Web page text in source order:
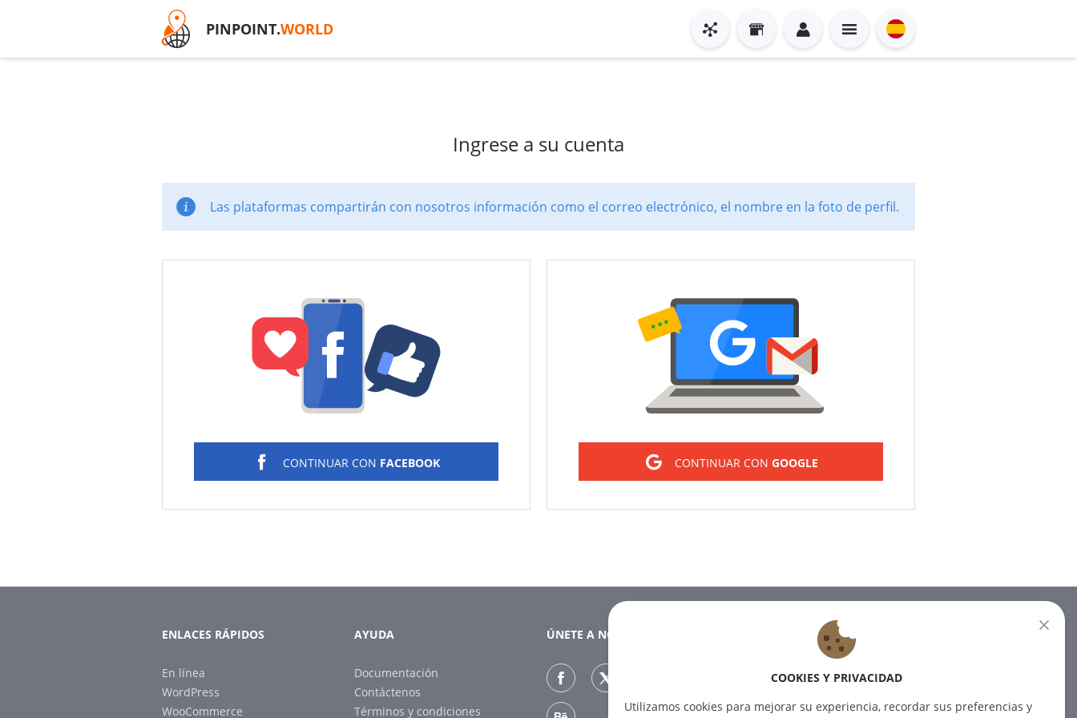
PINPOINT.WORLD
Ingrese a su cuenta
Las plataformas compartirán con nosotros información como el correo electrónico, el nombre en la foto de perfil.
CONTINUAR CON FACEBOOK CONTINUAR CON GOOGLE
ENLACES RÁPIDOS
En línea
WordPress
WooCommerce
AYUDA
Documentación
Contáctenos
Términos y condiciones
ÚNETE A NOSOTROS
Suscríbase a nuestro boletín
COOKIES Y PRIVACIDAD
Utilizamos cookies para mejorar su experiencia, recordar sus preferencias y